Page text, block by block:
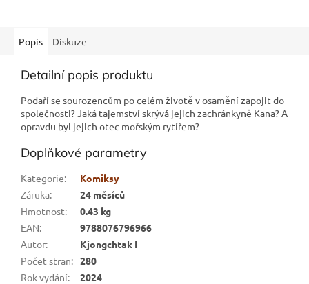
Popis Diskuze
Detailní popis produktu
Podaří se sourozencům po celém životě v osamění zapojit do
společnosti? Jaká tajemství skrývá jejich zachránkyně Kana? A
opravdu byl jejich otec mořským rytířem?
Doplňkové parametry
Kategorie:
Komiksy
Záruka:
24 měsíců
Hmotnost:
0.43 kg
EAN:
9788076796966
Autor:
Kjongchtak I
Počet stran: 280
Rok vydání:
2024